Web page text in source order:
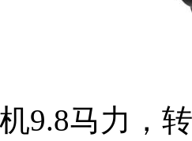
9.8马力，